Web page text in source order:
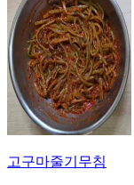
고구마줄기무침